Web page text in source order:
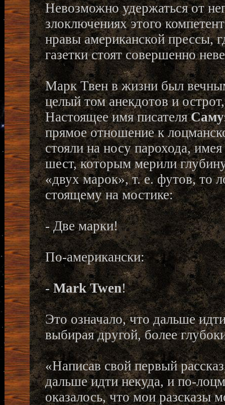
Невозможно удержаться от
злоключениях этого
нравы американской прессы,
газетки стоят совершенно
Марк Твен в жизни был
целый том анекдотов и
Настоящее имя писателя
прямое отношение к
стояли на носу парохода,
шест, которым мерили
«двух марок», т. е. футов, то
стоящему на мостике:
- Две марки!
По-американски:
-Mark Twen!
Это означало, что дальше
выбирая другой, более
«Написав свой первый
дальше идти некуда, и по-
оказалось, что мои разсказы